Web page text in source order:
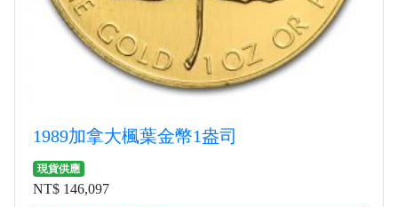
1989加拿大楓葉金幣1盎司
現貨供應
NT$ 146,097